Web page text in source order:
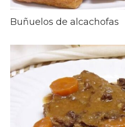
Buñuelos de alcachofas